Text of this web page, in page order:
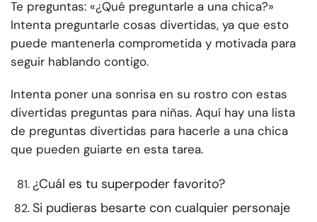
Te preguntas: «¿Qué preguntarle a una chica?»
Intenta preguntarle cosas divertidas, ya que esto
puede mantenerla comprometida y motivada para
seguir hablando contigo.
Intenta poner una sonrisa en su rostro con estas
divertidas preguntas para niñas. Aquí hay una lista
de preguntas divertidas para hacerle a una chica
que pueden guiarte en esta tarea.
¿Cuál es tu superpoder favorito?
Si pudieras besarte con cualquier personaje